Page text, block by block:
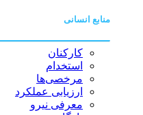
منابع انسانی
کارکنان
استخدام
مرخصی‌ها
ارزیابی عملکرد
معرفی نیرو